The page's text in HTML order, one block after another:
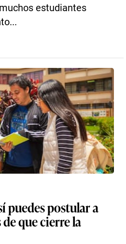
estudiantes
puedes postular a
que cierre la